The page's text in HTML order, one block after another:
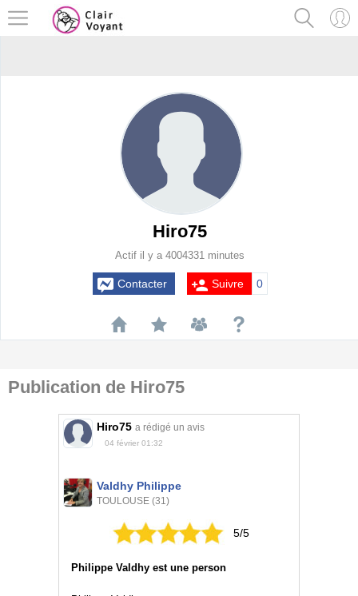
Hiro75
Actif il y a 4004331 minutes
Contacter Suivre 0
Publication de Hiro75
Hiro75 a rédigé un avis
04 février 01:32
Valdhy Philippe
TOULOUSE (31)
5/5
Philippe Valdhy est une person